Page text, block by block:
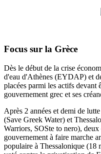
Focus sur la Grèce
Dès le début de la crise
d'eau d'Athènes (EYDAP) et
placées parmi les actifs devant
gouvernement grec et ses
Après 2 années et demi de
(Save Greek Water) et
Warriors, SOSte to nero),
gouvernement à faire marche
populaire à Thessalonique (18